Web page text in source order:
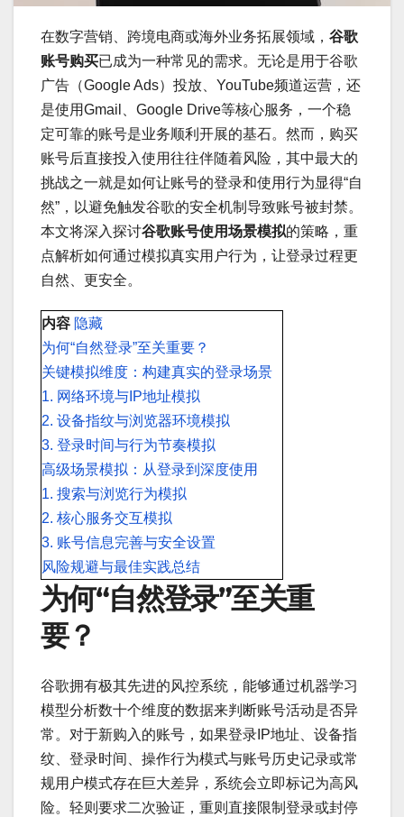
在数字营销、跨境电商或海外业务拓展领域， 谷歌
账号购买已成为一种常见的需求。无论是用于谷歌
广告（Google Ads）投放、YouTube频道运营，还
是使用Gmail、Google Drive等核心服务，一个稳
定可靠的账号是业务顺利开展的基石。然而，购买
账号后直接投入使用往往伴随着风险，其中最大的
挑战之一就是如何让账号的登录和使用行为显得“自
然”，以避免触发谷歌的安全机制导致账号被封禁。
本文将深入探讨谷歌账号使用场景模拟的策略，重
点解析如何通过模拟真实用户行为，让登录过程更
自然、更安全。
内容 隐藏
为何“自然登录”至关重要？
关键模拟维度：构建真实的登录场景
1. 网络环境与IP地址模拟
2. 设备指纹与浏览器环境模拟
3. 登录时间与行为节奏模拟
高级场景模拟：从登录到深度使用
1. 搜索与浏览行为模拟
2. 核心服务交互模拟
3. 账号信息完善与安全设置
风险规避与最佳实践总结
为何“自然登录”至关重
要？
谷歌拥有极其先进的风控系统，能够通过机器学习
模型分析数十个维度的数据来判断账号活动是否异
常。对于新购入的账号，如果登录IP地址、设备指
纹、登录时间、操作行为模式与账号历史记录或常
规用户模式存在巨大差异，系统会立即标记为高风
险。轻则要求二次验证，重则直接限制登录或封停